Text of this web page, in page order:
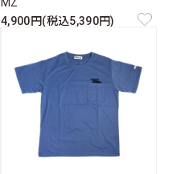
4,900円(税込5,390円)